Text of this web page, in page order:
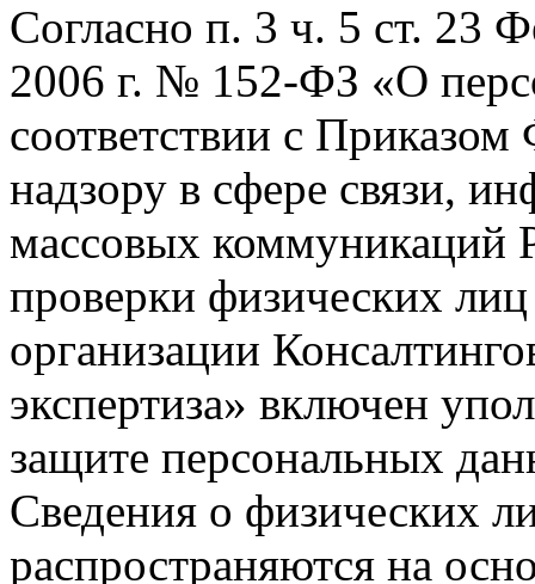
Согласно п. 3 ч. 5 ст. 23
2006 г. № 152-ФЗ «О
соответствии с
надзору в сфере связи,
массовых коммуникаций
проверки физических
организации
экспертиза» включен
защите персональных
Сведения о физических
распространяются на